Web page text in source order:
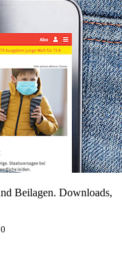
Beilagen. Downloads,